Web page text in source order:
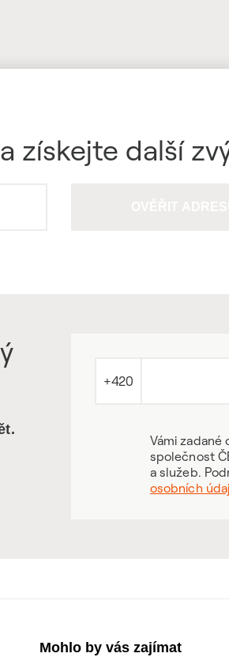
získejte další
+420
Vámi zadané
společnost
a služeb.
osobních
Mohlo by vás zajímat